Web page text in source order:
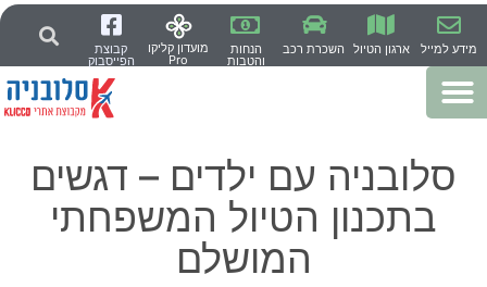
מידע למייל ארגון הטיול השכרת רכב הנחות
והטבות
מועדון קליקו
Pro
קבוצת
הפייסבוק
סלובניה עם ילדים – דגשים
בתכנון הטיול המשפחתי
המושלם